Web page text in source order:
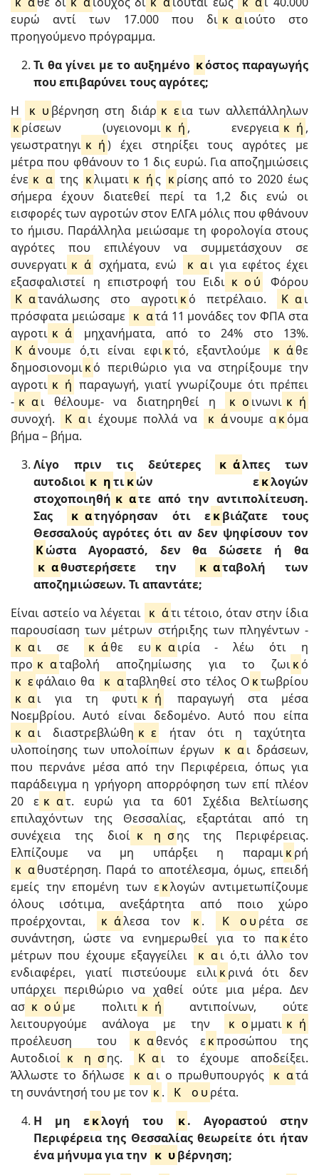
ευρώ αντί των 17.000 που δι κ αιούτο στο
προηγούμενο πρόγραμμα.
Τι θα γίνει με το αυξημένο κόστος παραγωγής
που επιβαρύνει τους αγρότες;
Η
κ υ βέρνηση στη διάρ κ εια των αλλεπάλληλων
κρίσεων (υγειονομι κ ή , ενεργεια κ ή ,
γεωστρατηγι κ ή) έχει στηρίξει τους αγρότες με
μέτρα που φθάνουν το 1 δις ευρώ. Για αποζημιώσεις
ένε κ α της κλιματι κ ή ς κ ρίσης από το 2020 έως
σήμερα έχουν διατεθεί περί τα 1,2 δις ενώ οι
εισφορές των αγροτών στον ΕΛΓΑ μόλις που φθάνουν
το ήμισυ. Παράλληλα μειώσαμε τη φορολογία στους
αγρότες που επιλέγουν να συμμετάσχουν σε
συνεργατι κ ά σχήματα, ενώ κ α ι για εφέτος έχει
εξασφαλιστεί η επιστροφή του Ειδι κ ο ύ
Φόρου
Κ ατανάλωσης στο αγροτικό πετρέλαιο. Κ αι
πρόσφατα μειώσαμε κ ατά 11 μονάδες τον ΦΠΑ στα
αγροτι κ ά
μηχανήματα, από το 24% στο 13%.
Κ άνουμε ό,τι είναι εφικτό, εξαντλούμε κ άθε
δημοσιονομικό περιθώριο για να στηρίξουμε την
αγροτι κ ή παραγωγή, γιατί γνωρίζουμε ότι πρέπει
- κ αι θέλουμε- να διατηρηθεί η κ ο ινωνι κ ή
συνοχή.
Κ αι έχουμε πολλά να κ άνουμε ακόμα
βήμα – βήμα.
Λίγο πριν τις δεύτερες
κ άλπες των
αυτοδιοι κ ητικών εκλογών
στοχοποιηθή κ ατε από την αντιπολίτευση.
Σας
κ ατηγόρησαν ότι εκβιάζατε τους
Θεσσαλούς αγρότες ότι αν δεν ψηφίσουν τον
Κώστα Αγοραστό, δεν θα δώσετε ή θα
κ αθυστερήσετε την κ αταβολή των
αποζημιώσεων. Τι απαντάτε;
Είναι αστείο να λέγεται κ άτι τέτοιο, όταν στην ίδια
παρουσίαση των μέτρων στήριξης των πληγέντων -
κ αι σε κ άθε ευ κ α ιρία - λέω ότι η
προ κ αταβολή αποζημίωσης για το ζωικό
κ εφάλαιο θα κ αταβληθεί στο τέλος Ο κτωβρίου
κ αι για τη φυτι κ ή
παραγωγή στα μέσα
Νοεμβρίου. Αυτό είναι δεδομένο. Αυτό που είπα
κ αι διαστρεβλώθη κ ε
ήταν ότι η ταχύτητα
υλοποίησης των υπολοίπων έργων
κ αι δράσεων,
που περνάνε μέσα από την Περιφέρεια, όπως για
παράδειγμα η γρήγορη απορρόφηση των επί πλέον
20 ε κ ατ. ευρώ για τα 601 Σχέδια Βελτίωσης
επιλαχόντων της Θεσσαλίας, εξαρτάται από τη
συνέχεια της διοί κ η σ ης της Περιφέρειας.
Ελπίζουμε να μη υπάρξει η παραμικρή
κ αθυστέρηση. Παρά το αποτέλεσμα, όμως, επειδή
εμείς την επομένη των εκλογών αντιμετωπίζουμε
όλους ισότιμα, ανεξάρτητα από ποιο χώρο
προέρχονται,
κ άλεσα τον κ. Κ ο υ ρέτα σε
συνάντηση, ώστε να ενημερωθεί για το πακέτο
μέτρων που έχουμε εξαγγείλει
κ αι ό,τι άλλο τον
ενδιαφέρει, γιατί πιστεύουμε ειλικρινά ότι δεν
υπάρχει περιθώριο να χαθεί ούτε μια μέρα. Δεν
ασ κ ο ύ με πολιτι κ ή
αντιποίνων, ούτε
λειτουργούμε ανάλογα με την
κ ο μματι κ ή
προέλευση του
κ αθενός εκπροσώπου της
Αυτοδιοί κ η σης. Κ αι το έχουμε αποδείξει.
Άλλωστε το δήλωσε
κ αι ο πρωθυπουργός κ ατά
τη συνάντησή του με τον κ. Κ ο υ ρέτα.
Η μη εκλογή του κ. Αγοραστού στην
Περιφέρεια της Θεσσαλίας θεωρείτε ότι ήταν
ένα μήνυμα για την κ υβέρνηση;